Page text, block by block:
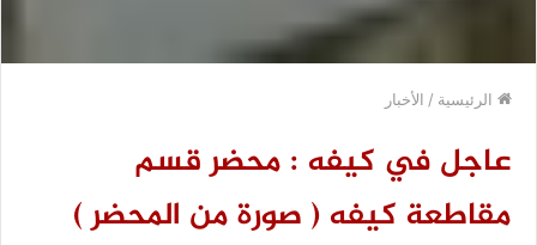
الرئيسية / الأخبار
عاجل في كيفه : محضر قسم
مقاطعة كيفه ( صورة من المحضر )